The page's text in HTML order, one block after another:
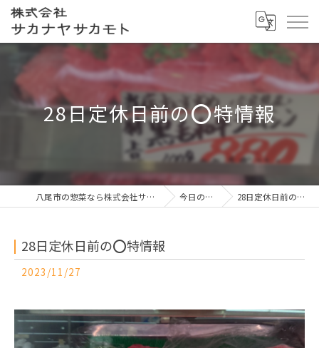
28日定休日前の⭕️特情報
八尾市の惣菜なら株式会社サカナヤサカモト 今日の一押し 28日定休日前の⭕️特情報
28日定休日前の⭕️特情報
2023/11/27